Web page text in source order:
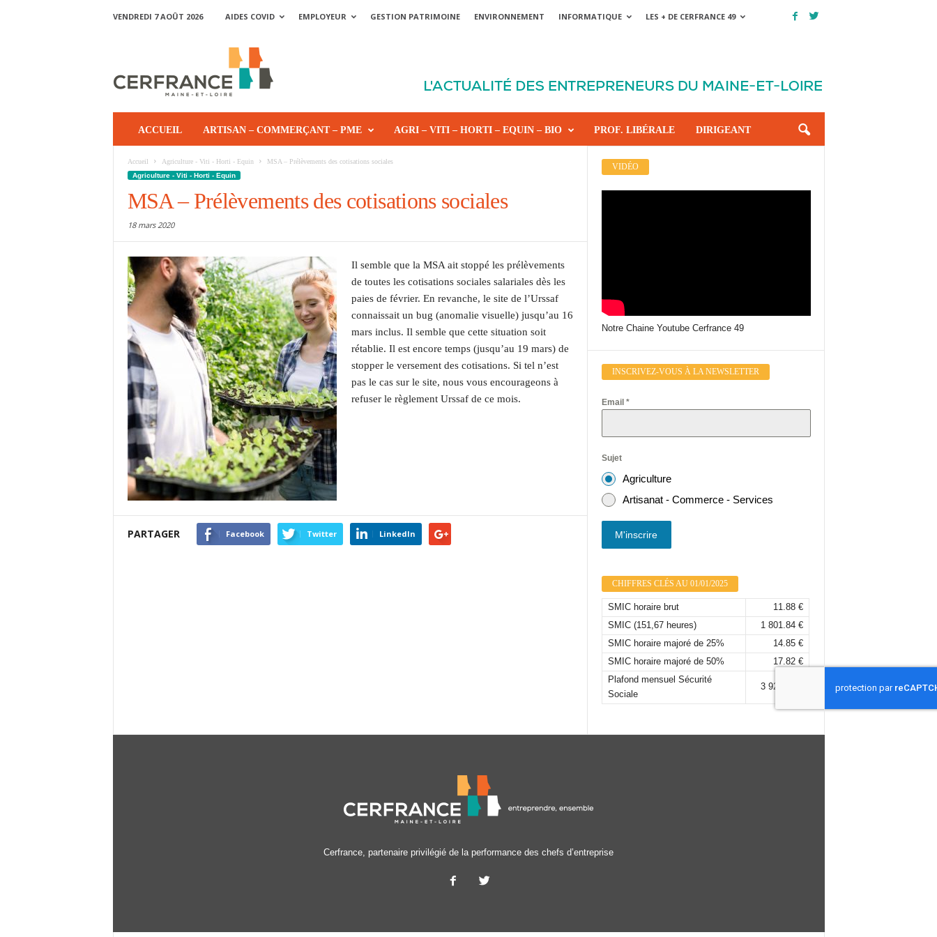
VENDREDI 7 AOÛT 2026 AIDES COVID EMPLOYEUR GESTION PATRIMOINE ENVIRONNEMENT INFORMATIQUE LES + DE CERFRANCE 49
ACCUEIL ARTISAN – COMMERÇANT – PME AGRI – VITI – HORTI – EQUIN – BIO PROF. LIBÉRALE DIRIGEANT
Accueil Agriculture - Viti - Horti - Equin
MSA – Prélèvements des cotisations sociales
Agriculture - Viti - Horti - Equin
MSA – Prélèvements des cotisations sociales
18 mars 2020
Il semble que la MSA ait stoppé les prélèvements
de toutes les cotisations sociales salariales dès les
paies de février. En revanche, le site de l’Urssaf
connaissait un bug (anomalie visuelle) jusqu’au 16
mars inclus. Il semble que cette situation soit
rétablie. Il est encore temps (jusqu’au 19 mars) de
stopper le versement des cotisations. Si tel n’est
pas le cas sur le site, nous vous encourageons à
refuser le règlement Urssaf de ce mois.
PARTAGER Facebook Twitter LinkedIn
VIDÉO
Notre Chaine Youtube Cerfrance 49
INSCRIVEZ-VOUS À LA NEWSLETTER
Email *
Sujet
Agriculture
Artisanat - Commerce - Services
M'inscrire
CHIFFRES CLÉS AU 01/01/2025
SMIC horaire brut
11.88 €
SMIC (151,67 heures)
1 801.84 €
SMIC horaire majoré de 25%
14.85 €
SMIC horaire majoré de 50%
17.82 €
Plafond mensuel Sécurité
Sociale
3 925,00 €
Cerfrance, partenaire privilégié de la performance des chefs d’entreprise